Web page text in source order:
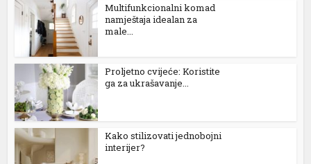
Multifunkcionalni komad
namještaja idealan za
male...
Proljetno cvijeće: Koristite
ga za ukrašavanje...
Kako stilizovati jednobojni
interijer?